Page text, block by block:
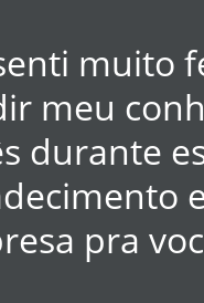
muito
meu
durante
pra